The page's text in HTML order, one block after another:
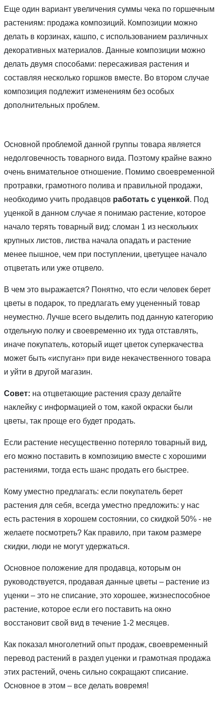
Еще один вариант увеличения суммы чека по горшечным
растениям: продажа композиций. Композиции можно
делать в корзинах, кашпо, с использованием различных
декоративных материалов. Данные композиции можно
делать двумя способами: пересаживая растения и
составляя несколько горшков вместе. Во втором случае
композиция подлежит изменениям без особых
дополнительных проблем.
Основной проблемой данной группы товара является
недолговечность товарного вида. Поэтому крайне важно
очень внимательное отношение. Помимо своевременной
протравки, грамотного полива и правильной продажи,
необходимо учить продавцов работать с уценкой. Под
уценкой в данном случае я понимаю растение, которое
начало терять товарный вид: сломан 1 из нескольких
крупных листов, листва начала опадать и растение
менее пышное, чем при поступлении, цветущее начало
отцветать или уже отцвело.
В чем это выражается? Понятно, что если человек берет
цветы в подарок, то предлагать ему уцененный товар
неуместно. Лучше всего выделить под данную категорию
отдельную полку и своевременно их туда отставлять,
иначе покупатель, который ищет цветок суперкачества
может быть «испуган» при виде некачественного товара
и уйти в другой магазин.
Совет: на отцветающие растения сразу делайте
наклейку с информацией о том, какой окраски были
цветы, так проще его будет продать.
Если растение несущественно потеряло товарный вид,
его можно поставить в композицию вместе с хорошими
растениями, тогда есть шанс продать его быстрее.
Кому уместно предлагать: если покупатель берет
растения для себя, всегда уместно предложить: у нас
есть растения в хорошем состоянии, со скидкой 50% - не
желаете посмотреть? Как правило, при таком размере
скидки, люди не могут удержаться.
Основное положение для продавца, которым он
руководствуется, продавая данные цветы – растение из
уценки – это не списание, это хорошее, жизнеспособное
растение, которое если его поставить на окно
восстановит свой вид в течение 1-2 месяцев.
Как показал многолетний опыт продаж, своевременный
перевод растений в раздел уценки и грамотная продажа
этих растений, очень сильно сокращают списание.
Основное в этом – все делать вовремя!